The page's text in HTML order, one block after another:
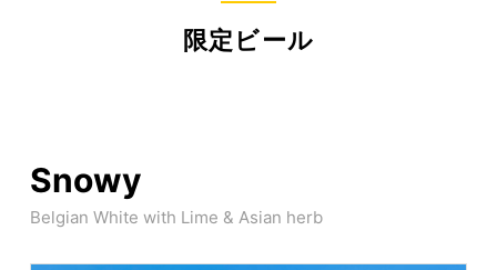
限定ビール
Snowy
Belgian White with Lime & Asian herb